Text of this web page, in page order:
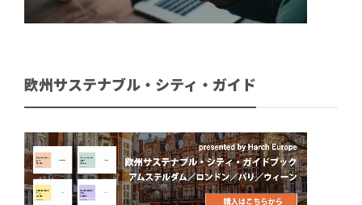
欧州サステナブル・シティ・ガイド